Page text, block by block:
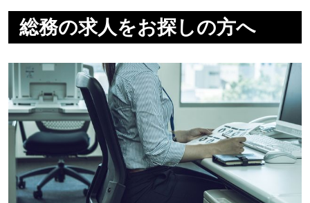
総務の求人をお探しの方へ